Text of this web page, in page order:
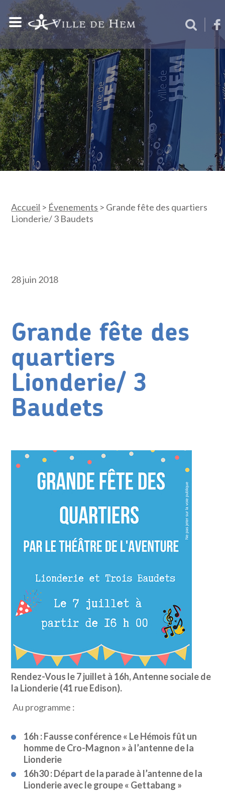
Accueil > Évenements > Grande fête des quartiers
Lionderie/ 3 Baudets
28 juin 2018
Grande fête des
quartiers
Lionderie/ 3
Baudets
Rendez-Vous le 7 juillet à 16h,Antenne sociale de
la Lionderie (41 rue Edison).
Au programme :
16h : Fausse conférence « Le Hémois fût un
homme de Cro-Magnon » à l’antenne de la
Lionderie
16h30 : Départ de la parade à l’antenne de la
Lionderie avec le groupe « Gettabang »